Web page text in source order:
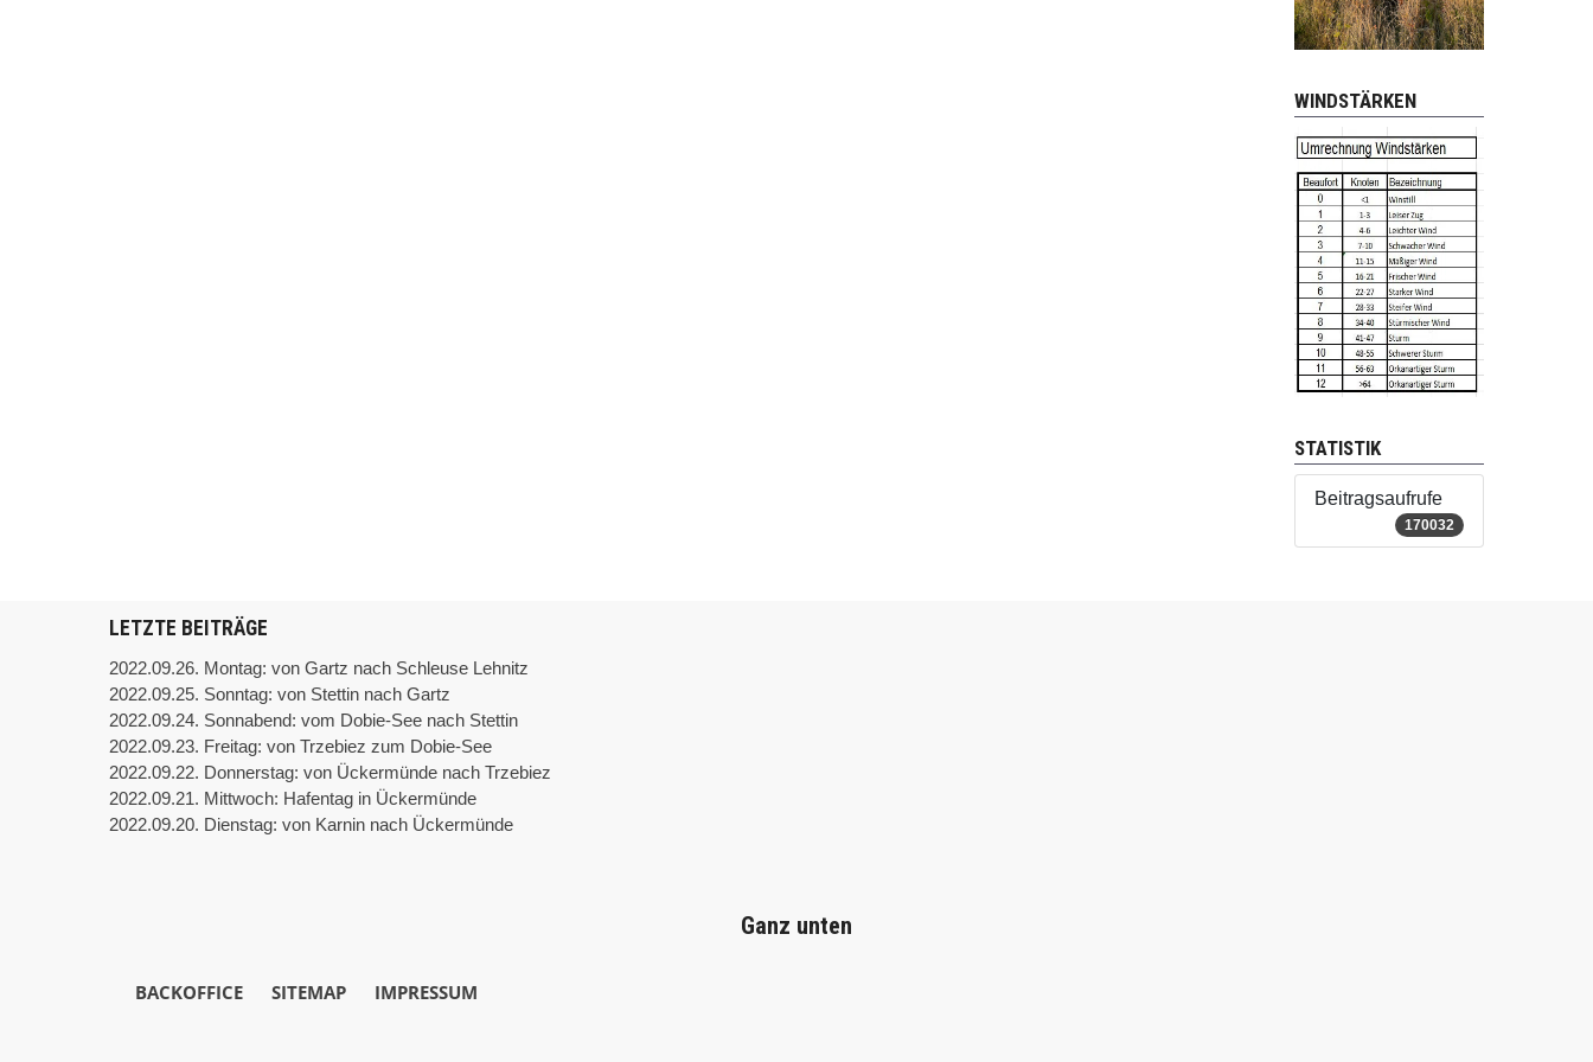
WINDSTÄRKEN
STATISTIK
Beitragsaufrufe
170032
LETZTE BEITRÄGE
2022.09.26. Montag: von Gartz nach Schleuse Lehnitz
2022.09.25. Sonntag: von Stettin nach Gartz
2022.09.24. Sonnabend: vom Dobie-See nach Stettin
2022.09.23. Freitag: von Trzebiez zum Dobie-See
2022.09.22. Donnerstag: von Ückermünde nach Trzebiez
2022.09.21. Mittwoch: Hafentag in Ückermünde
2022.09.20. Dienstag: von Karnin nach Ückermünde
Ganz unten
BACKOFFICE SITEMAP IMPRESSUM